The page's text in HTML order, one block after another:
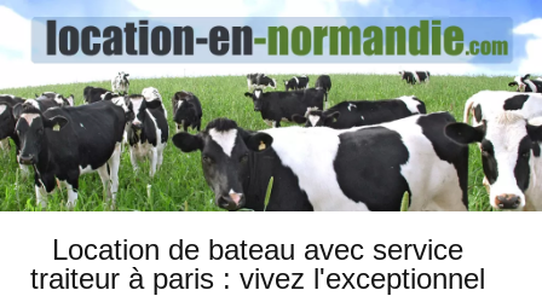
Location de bateau avec service
traiteur à paris : vivez l'exceptionnel